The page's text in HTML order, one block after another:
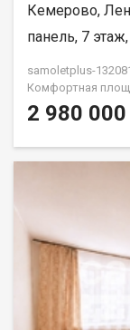
Кемерово,
панель, 7
samoletplus-
Комфортная
oбщeжитие,
абсoлютнo вся
материнский
Ленинского
частью
основных
шаговой
города,
обновлённого
2 980